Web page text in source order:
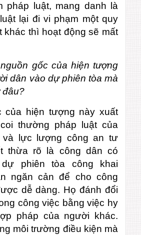
pháp luật, mang danh là
lại đi vi phạm một quy
khác thì hoạt động sẽ mất
gốc của hiện tượng
dân vào dự phiên tòa mà
đâu?
của hiện tượng này xuất
thường pháp luật của
và lực lượng công an tư
thừa rõ là công dân có
phiên tòa công khai
ngăn cản để cho công
dễ dàng. Họ đánh đổi
công việc bằng việc hy
pháp của người khác.
môi trường điều kiện mà